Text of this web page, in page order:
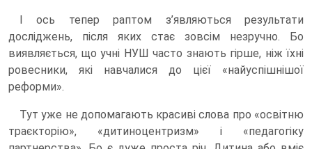
І ось тепер раптом з’являються результати
досліджень, після яких стає зовсім незручно. Бо
виявляється, що учні НУШ часто знають гірше, ніж їхні
ровесники, які навчалися до цієї «найуспішнішої
реформи».
Тут уже не допомагають красиві слова про «освітню
траєкторію», «дитиноцентризм» і «педагогіку